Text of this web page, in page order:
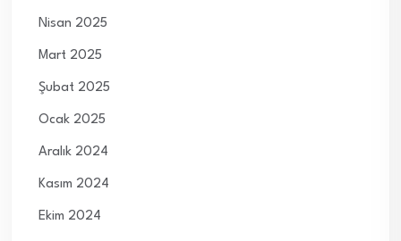
Nisan 2025
Mart 2025
Şubat 2025
Ocak 2025
Aralık 2024
Kasım 2024
Ekim 2024